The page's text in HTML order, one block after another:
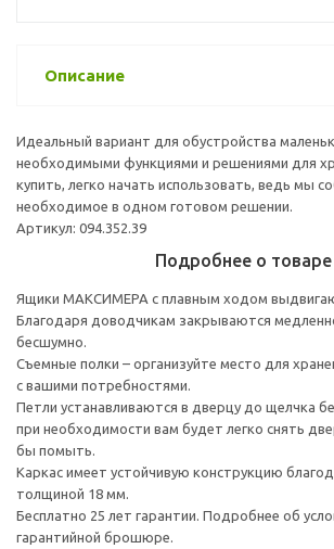
Описание
Идеальный вариант для обустройства
необходимыми функциями и решениями для
купить, легко начать использовать, ведь мы
необходимое в одном готовом решении.
Артикул: 094.352.39
Подробнее о товаре
Ящики МАКСИМЕРА с плавным ходом
Благодаря доводчикам закрываются
бесшумно.
Съемные полки – организуйте место для
с вашими потребностями.
Петли устанавливаются в дверцу до щелчка
при необходимости вам будет легко снять
бы помыть.
Каркас имеет устойчивую конструкцию
толщиной 18 мм.
Бесплатно 25 лет гарантии. Подробнее об
гарантийной брошюре.